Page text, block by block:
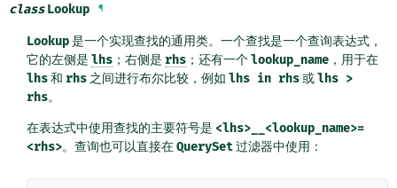
class Lookup ¶
Lookup是一个实现查找的通用类。一个查找是一个查询表达式，
它的左侧是 lhs；右侧是 rhs；还有一个lookup_name，用于在
lhs和 rhs之间进行布尔比较，例如 lhs in rhs或lhs >
rhs。
在表达式中使用查找的主要符号是 <lhs>__<lookup_name>=
<rhs>。查询也可以直接在QuerySet过滤器中使用：